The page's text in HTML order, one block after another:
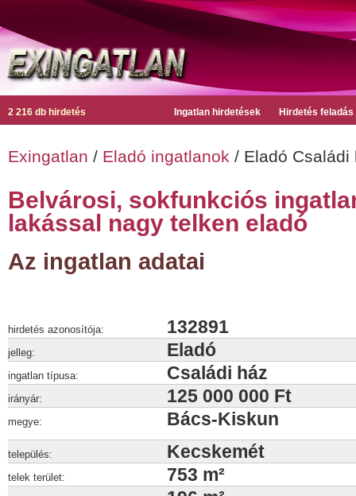
2 216 db hirdetés Ingatlan hirdetések Hirdetés feladás
Exingatlan / Eladó ingatlanok / Eladó Családi
Belvárosi, sokfunkciós
lakással nagy telken eladó
Az ingatlan adatai
hirdetés azonosítója: 132891
jelleg: Eladó
ingatlan típusa: Családi ház
irányár: 125 000 000 Ft
megye: Bács-Kiskun
település: Kecskemét
telek terület: 753 m²